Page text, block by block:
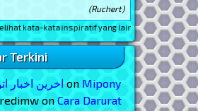
(Ruchert)
kata-kata inspiratif yang lain
Terkini
اخرین اخبار on Mipony
onCara Darurat